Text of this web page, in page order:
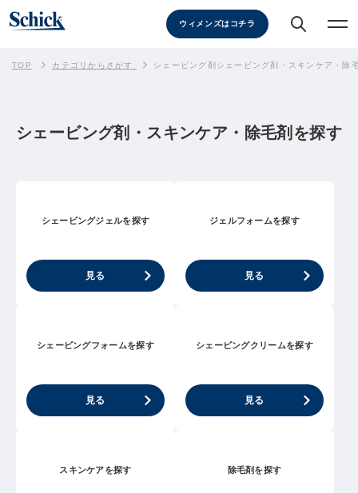
ウィメンズはコチラ
TOP カテゴリからさがす シェービング剤シェービング剤・スキンケア・除
シェービング剤・スキンケア・除毛剤を探す
シェービングジェルを探す
見る
ジェルフォームを探す
見る
シェービングフォームを探す
見る
シェービングクリームを探す
見る
スキンケアを探す 除毛剤を探す